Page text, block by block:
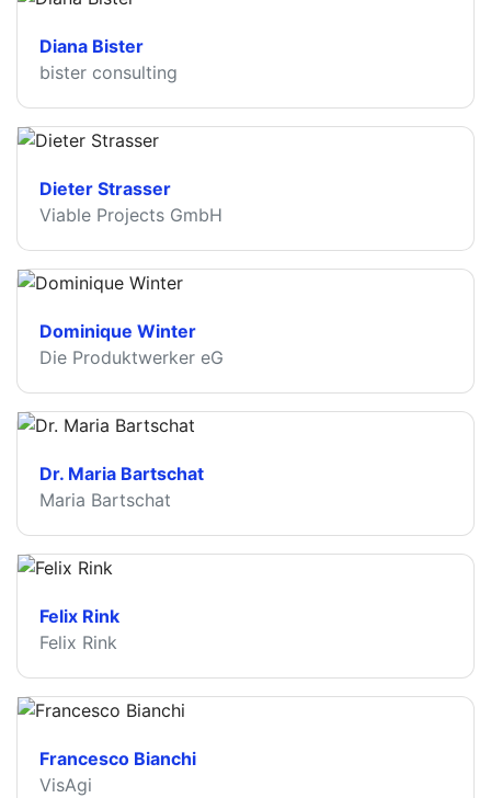
Diana Bister
bister consulting
Dieter Strasser
Viable Projects GmbH
Dominique Winter
Die Produktwerker eG
Dr. Maria Bartschat
Maria Bartschat
Felix Rink
Felix Rink
Francesco Bianchi
VisAgi